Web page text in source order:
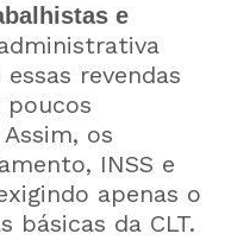
e
revendas
os
INSS e
apenas o
básicas da CLT.